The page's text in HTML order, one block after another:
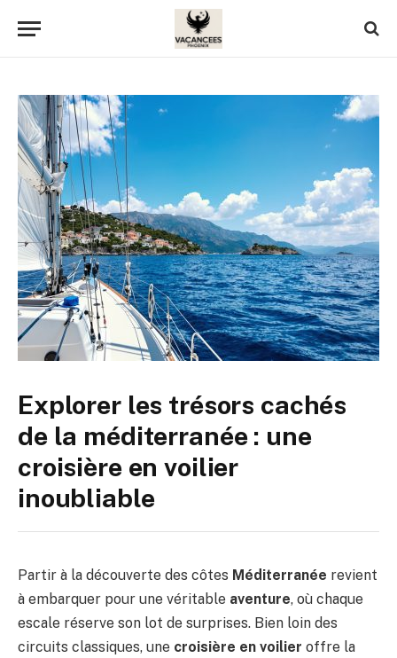
Explorer les trésors cachés
de la méditerranée : une
croisière en voilier
inoubliable
Partir à la découverte des côtes Méditerranée revient
à embarquer pour une véritable aventure, où chaque
escale réserve son lot de surprises. Bien loin des
circuits classiques, une croisière en voilier offre la